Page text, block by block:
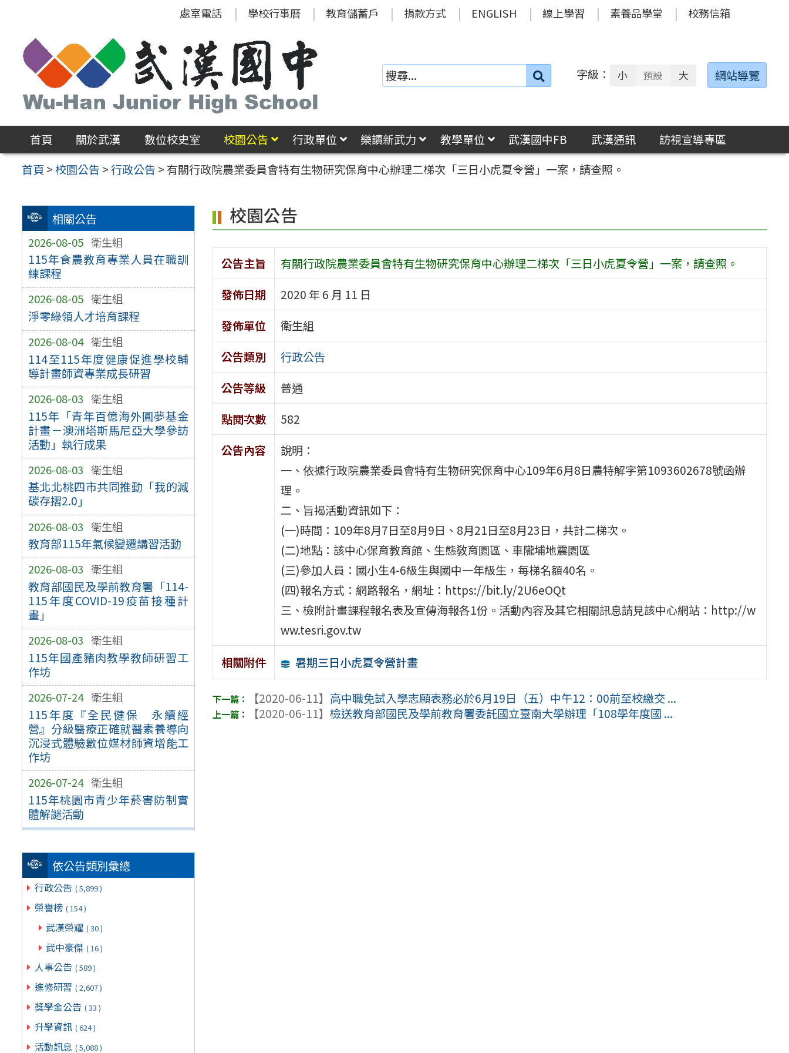
區
處室電話 學校行事曆 教育儲蓄戶 捐款方式 ENGLISH 線上學習 素養品學堂 校務信箱
搜
字級： 小 預設 大 網站導覽
首頁 關於武漢 數位校史室 校園公告 行政單位 樂讀新武力 教學單位 武漢國中FB 武漢通訊
訪視宣導專區
首頁 >校園公告 >行政公告 > 有關行政院農業委員會特有生物研究保育中心辦理二梯次「三日小虎夏令營」一案，請查照。
相關公告
2026-08-05 衛生組
115年食農教育專業人員在職訓
練課程
2026-08-05 衛生組
淨零綠領人才培育課程
2026-08-04 衛生組
114至115年度健康促進學校輔
導計畫師資專業成長研習
2026-08-03 衛生組
115年「青年百億海外圓夢基金
計畫－澳洲塔斯馬尼亞大學參訪
活動」執行成果
2026-08-03 衛生組
基北北桃四市共同推動「我的減
碳存摺2.0」
2026-08-03 衛生組
教育部115年氣候變遷講習活動
2026-08-03 衛生組
教育部國民及學前教育署「114-
115年度COVID-19疫苗接種計
畫」
2026-08-03 衛生組
115年國產豬肉教學教師研習工
作坊
2026-07-24 衛生組
115年度『全民健保 永續經
營』分級醫療正確就醫素養導向
沉浸式體驗數位媒材師資增能工
作坊
2026-07-24 衛生組
115年桃園市青少年菸害防制實
體解謎活動
依公告類別彙總
行政公告 ( 5,899 )
榮譽榜 ( 154 )
武漢榮耀 ( 30 )
武中豪傑 ( 16 )
人事公告 ( 589 )
進修研習 ( 2,607 )
獎學金公告 ( 33 )
升學資訊 ( 624 )
活動訊息 ( 5,088 )
校園公告
公告主旨
有關行政院農業委員會特有生物研究保育中心辦理二梯次「三日小虎夏令營」一案，請查照。
發佈日期
2020 年 6 月 11 日
發佈單位
衛生組
公告類別
行政公告
公告等級
普通
點閱次數
582
公告內容
說明：
一、依據行政院農業委員會特有生物研究保育中心109年6月8日農特解字第1093602678號函辦
理。
二、旨揭活動資訊如下：
(一)時間：109年8月7日至8月9日、8月21日至8月23日，共計二梯次。
(二)地點：該中心保育教育館、生態敎育園區、車隴埔地震園區
(三)參加人員：國小生4-6級生與國中一年級生，每梯名額40名。
(四)報名方式：網路報名，網址：https://bit.ly/2U6eOQt
三、檢附計畫課程報名表及宣傳海報各1份。活動內容及其它相關訊息請見該中心網站：http://w
ww.tesri.gov.tw
相關附件
暑期三日小虎夏令營計畫
【2020-06-11】 高中職免試入學志願表務必於6月19日（五）中午12：00前至校繳交 ...
【2020-06-11】檢送教育部國民及學前教育署委託國立臺南大學辦理「108學年度國 ...